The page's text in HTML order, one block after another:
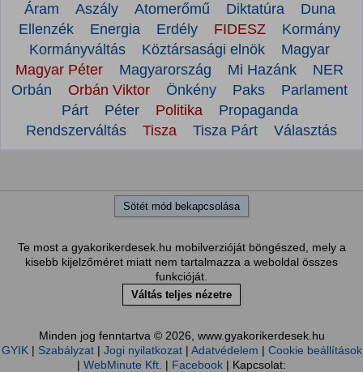
Áram Aszály Atomerőmű Diktatúra
Duna
Ellenzék
Energia Erdély FIDESZ
Kormány
Kormányváltás
Köztársasági elnök
Magyar
Magyar Péter
Magyarország Mi Hazánk
NER
Orbán
Orbán Viktor Önkény Paks
Parlament
Párt
Péter Politika
Propaganda
Rendszerváltás
Tisza Tisza Párt Választás
Sötét mód bekapcsolása
Te most a gyakorikerdesek.hu mobilverzióját böngészed, mely a
kisebb kijelzőméret miatt nem tartalmazza a weboldal összes
funkcióját.
Váltás teljes nézetre
Minden jog fenntartva © 2026, www.gyakorikerdesek.hu
GYIK| Szabályzat| Jogi nyilatkozat| Adatvédelem | Cookie beállítások
| WebMinute Kft. | Facebook | Kapcsolat: